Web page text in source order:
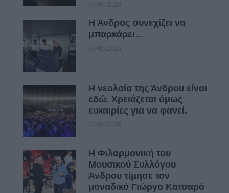
06/08/2026
Η Άνδρος συνεχίζει να
μπαρκάρει…
06/08/2026
Η νεολαία της Άνδρου είναι
εδώ. Χρειάζεται όμως
ευκαιρίες για να φανεί.
05/08/2026
Η Φιλαρμονική του
Μουσικού Συλλόγου
Άνδρου τίμησε τον
μοναδικό Γιώργο Κατσαρό